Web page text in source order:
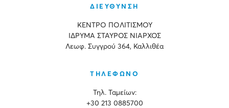
ΔΙΕΥΘΥΝΣΗ
ΚΕΝΤΡΟ ΠΟΛΙΤΙΣΜΟΥ
ΙΔΡΥΜΑ ΣΤΑΥΡΟΣ ΝΙΑΡΧΟΣ
Λεωφ. Συγγρού 364, Καλλιθέα
ΤΗΛΕΦΩΝΟ
Τηλ. Ταμείων:
+30 213 0885700